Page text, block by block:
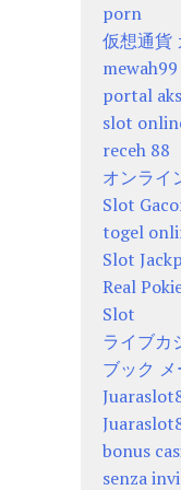
porn
仮想通貨
mewah99
portal
slot
receh 88
オンライ
Slot
togel
Slot
Real
Slot
ライブカ
ブック
bonus
senza